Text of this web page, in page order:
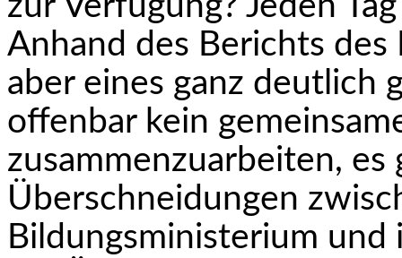
zur Verfügung? Jeden
Anhand des Berichts
aber eines ganz deutlich
offenbar kein
zusammenzuarbeiten, es
Überschneidungen
Bildungsministerium